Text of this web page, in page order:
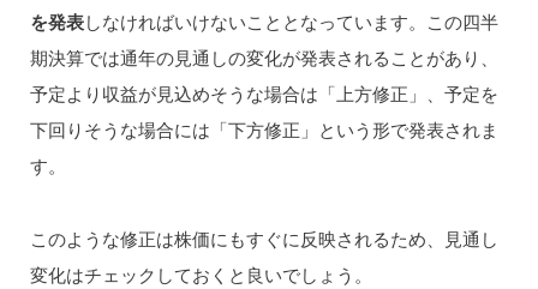
を発表しなければいけないこととなっています。この四半
期決算では通年の見通しの変化が発表されることがあり、
予定より収益が見込めそうな場合は「上方修正」、予定を
下回りそうな場合には「下方修正」という形で発表されま
す。
このような修正は株価にもすぐに反映されるため、見通し
変化はチェックしておくと良いでしょう。